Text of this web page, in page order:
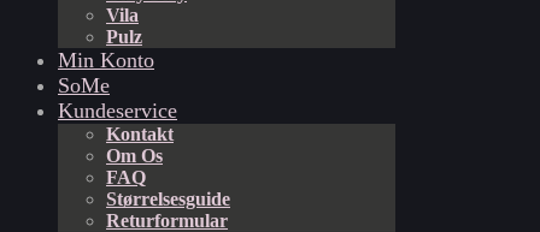
Vila
Pulz
Min Konto
SoMe
Kundeservice
Kontakt
Om Os
FAQ
Størrelsesguide
Returformular